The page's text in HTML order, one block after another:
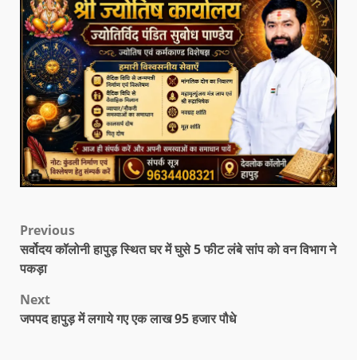
Previous
सर्वोदय कॉलोनी हापुड़ स्थित घर में घुसे 5 फीट लंबे सांप को वन विभाग ने
पकड़ा
Next
जपपद हापुड़ में लगाये गए एक लाख 95 हजार पौधे